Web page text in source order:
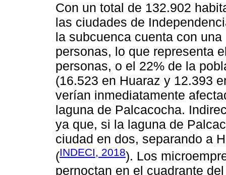
Con un total de 132.902
las ciudades de
la subcuenca cuenta con
personas, lo que representa
personas, o el 22% de la
(16.523 en Huaraz y 12.393
verían inmediatamente
laguna de Palcacocha.
ya que, si la laguna de
ciudad en dos, separando a
(INDECI, 2018). Los
pernoctan en el cuadrante